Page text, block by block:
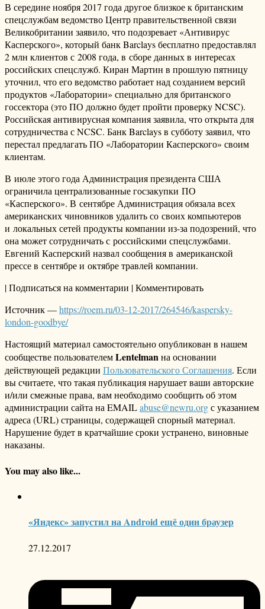
В середине ноября 2017 года другое близкое к британским
спецслужбам ведомство Центр правительственной связи
Великобритании заявило, что подозревает «Антивирус
Касперского», который банк Barclays бесплатно предоставлял
2 млн клиентов с 2008 года, в сборе данных в интересах
российских спецслужб. Киран Мартин в прошлую пятницу
уточнил, что его ведомство работает над созданием версий
продуктов «Лаборатории» специально для британского
госсектора (это ПО должно будет пройти проверку NCSC).
Российская антивирусная компания заявила, что открыта для
сотрудничества с NCSC. Банк Barclays в субботу заявил, что
перестал предлагать ПО «Лаборатории Касперского» своим
клиентам.
В июле этого года Администрация президента США
ограничила централизованные госзакупки ПО
«Касперского». В сентябре Администрация обязала всех
американских чиновников удалить со своих компьютеров
и локальных сетей продукты компании из-за подозрений, что
она может сотрудничать с российскими спецслужбами.
Евгений Касперский назвал сообщения в американской
прессе в сентябре и октябре травлей компании.
| Подписаться на комментарии | Комментировать
Источник —https://roem.ru/03-12-2017/264546/kaspersky-
london-goodbye/
Настоящий материал самостоятельно опубликован в нашем
сообществе пользователемLentelmanна основании
действующей редакции Пользовательского Соглашения. Если
вы считаете, что такая публикация нарушает ваши авторские
и/или смежные права, вам необходимо сообщить об этом
администрации сайта на EMAILabuse@newru.orgс указанием
адреса (URL) страницы, содержащей спорный материал.
Нарушение будет в кратчайшие сроки устранено, виновные
наказаны.
You may also like...
«Яндекс» запустил на Android ещё один браузер
27.12.2017